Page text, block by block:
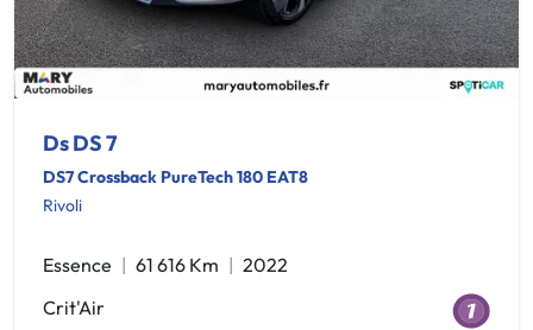
Ds DS 7
DS7 Crossback PureTech 180 EAT8
Rivoli
Essence 61 616 Km
2022
Crit'Air